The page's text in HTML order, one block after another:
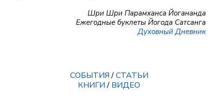
Шри Шри Парамханса Йогананда
Ежегодные буклеты Йогода Сатсанга
Духовный Дневник
СОБЫТИЯ/СТАТЬИ
КНИГИ/ ВИДЕО